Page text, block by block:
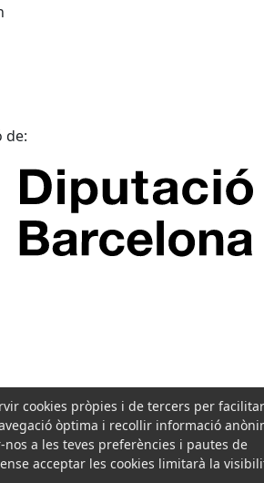
de:
cookies pròpies i de tercers per
òptima i recollir informació
a les teves preferències i pautes de
acceptar les cookies limitarà la